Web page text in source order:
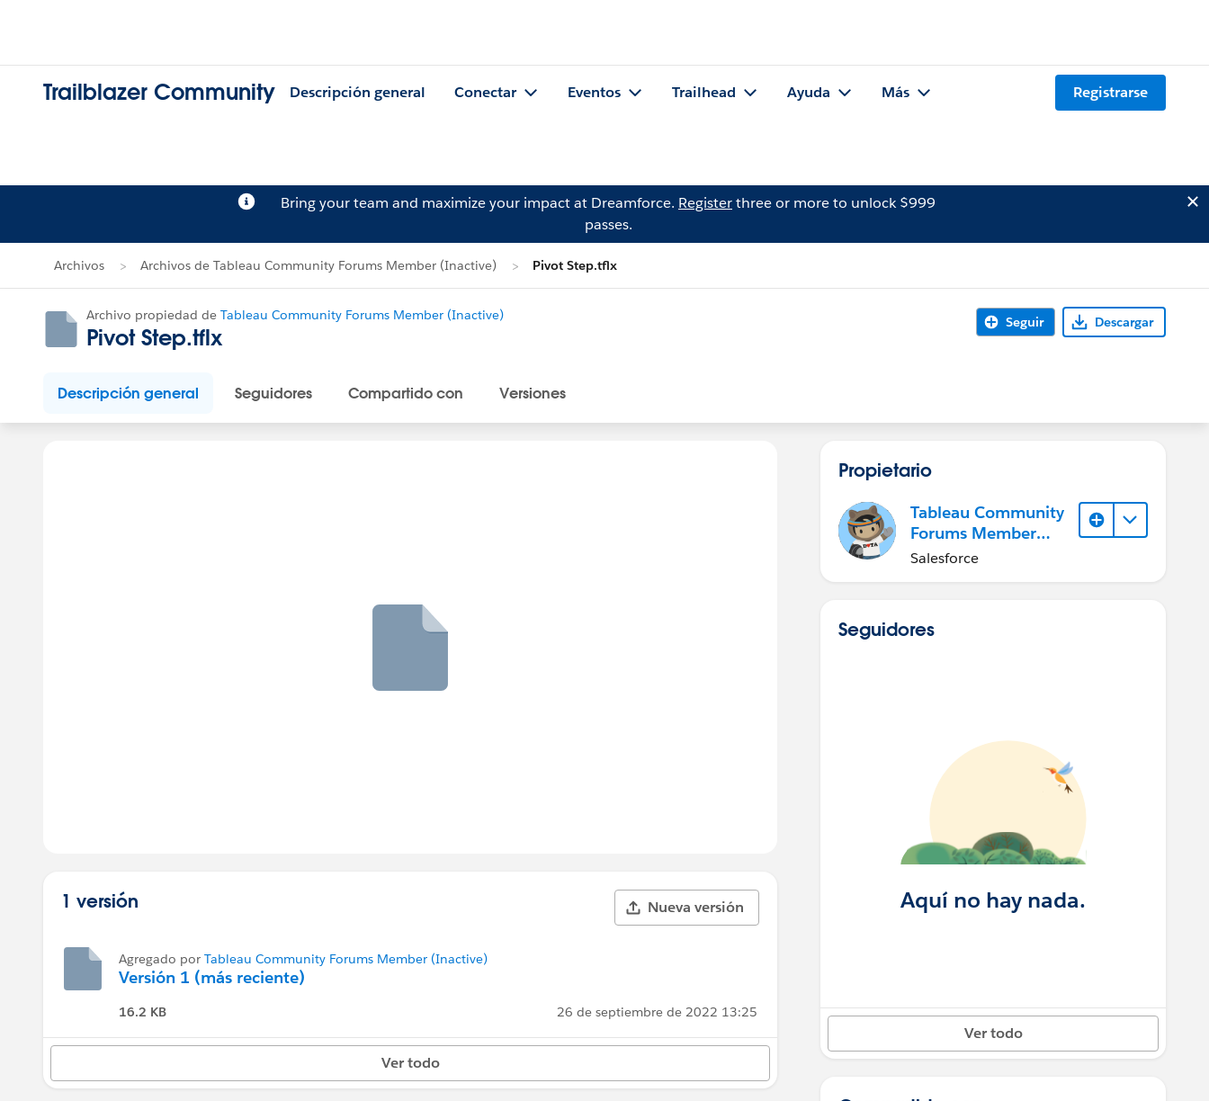
Trailblazer Community Descripción general Conectar Eventos Trailhead Ayuda Más Registrarse
Bring your team and maximize your impact at Dreamforce. Registerthree or more to unlock $999
passes.
Archivos Archivos de Tableau Community Forums Member (Inactive) Pivot Step.tflx
Archivo propiedad de Tableau Community Forums Member (Inactive)
Pivot Step.tflx
Seguir Descargar
Descripción general Seguidores Compartido con Versiones
1 versión Nueva versión
Agregado por Tableau Community Forums Member (Inactive)
Versión 1 (más reciente)
16.2 KB 26 de septiembre de 2022 13:25
Ver todo
Propietario
Tableau Community
Forums Member
(Inactive)
Salesforce
Seguidores
Aquí no hay nada.
Ver todo